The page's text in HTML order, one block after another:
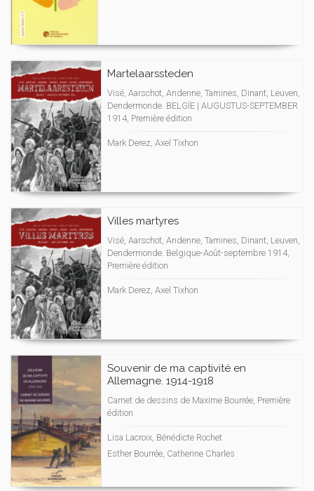
Martelaarssteden
Visé, Aarschot, Andenne, Tamines, Dinant, Leuven,
Dendermonde. BELGÏE | AUGUSTUS-SEPTEMBER
1914, Première édition
Mark Derez, Axel Tixhon
Villes martyres
Visé, Aarschot, Andenne, Tamines, Dinant, Leuven,
Dendermonde. Belgique-Août-septembre 1914,
Première édition
Mark Derez, Axel Tixhon
Souvenir de ma captivité en
Allemagne. 1914-1918
Carnet de dessins de Maxime Bourrée, Première
édition
Lisa Lacroix, Bénédicte Rochet
Esther Bourrée, Catherine Charles